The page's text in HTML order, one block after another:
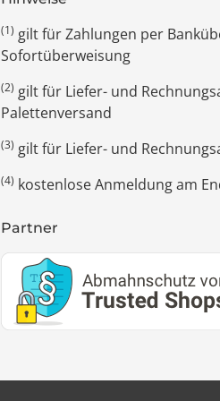
(1) gilt für Zahlungen per
Sofortüberweisung
(2) gilt für Liefer- und
Palettenversand
(3) gilt für Liefer- und
(4) kostenlose Anmeldung am
Partner